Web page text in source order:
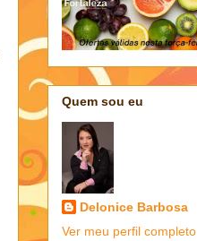
Quem sou eu
Delonice Barbosa
Ver meu perfil completo